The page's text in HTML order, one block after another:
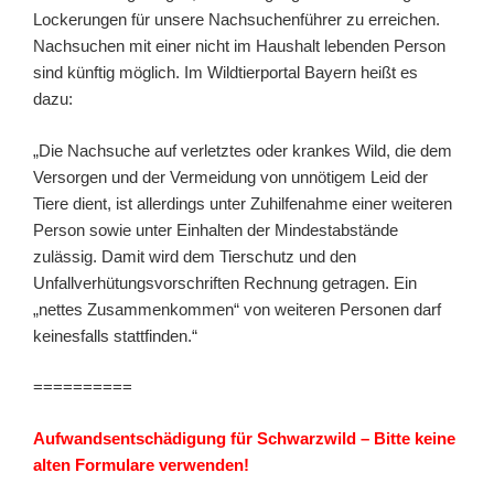
Lockerungen für unsere Nachsuchenführer zu erreichen.
Nachsuchen mit einer nicht im Haushalt lebenden Person
sind künftig möglich. Im Wildtierportal Bayern heißt es
dazu:
„Die Nachsuche auf verletztes oder krankes Wild, die dem
Versorgen und der Vermeidung von unnötigem Leid der
Tiere dient, ist allerdings unter Zuhilfenahme einer weiteren
Person sowie unter Einhalten der Mindestabstände
zulässig. Damit wird dem Tierschutz und den
Unfallverhütungsvorschriften Rechnung getragen. Ein
„nettes Zusammenkommen“ von weiteren Personen darf
keinesfalls stattfinden.“
==========
Aufwandsentschädigung für Schwarzwild – Bitte keine
alten Formulare verwenden!